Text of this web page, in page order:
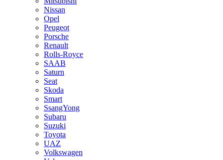
Nissan
Opel
Peugeot
Porsche
Renault
Rolls-Royce
SAAB
Saturn
Seat
Skoda
Smart
SsangYong
Subaru
Suzuki
Toyota
UAZ
Volkswagen